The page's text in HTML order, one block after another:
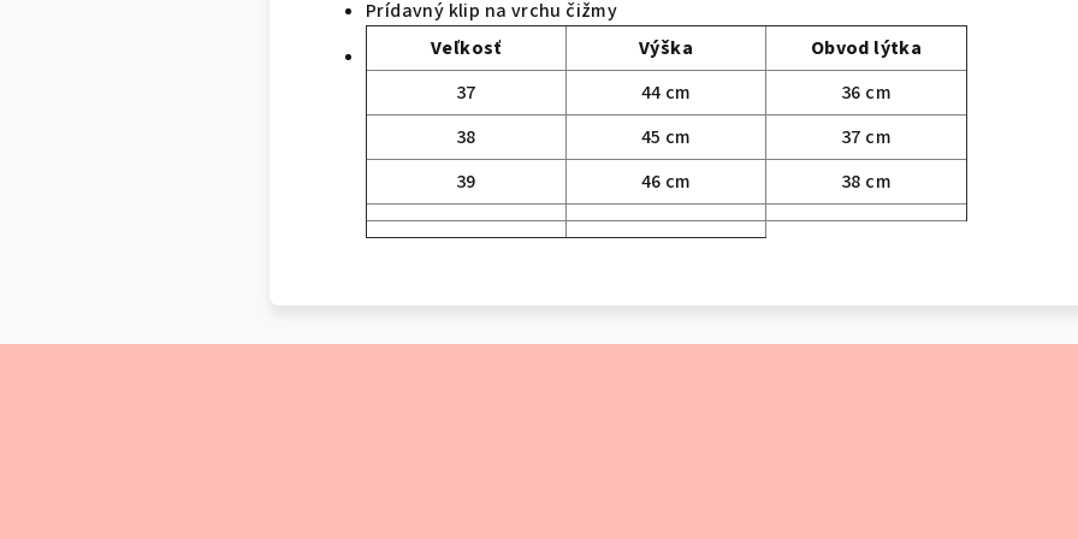
Prídavný klip na vrchu čižmy
Veľkosť
Výška
Obvod lýtka
37
44 cm
36 cm
38
45 cm
37 cm
39
46 cm 38 cm